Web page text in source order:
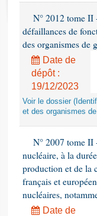
Baromètre de
Dossiers législatifs
Budget et sécurité
Questions écrites
Comptes rendus
N° 2012 tome II
défaillances de
des organismes de
Date de
dépôt :
19/12/2023
Voir le dossier
et des organismes
N° 2007 tome II
nucléaire, à la
production et de la
français et
nucléaires,
Date de